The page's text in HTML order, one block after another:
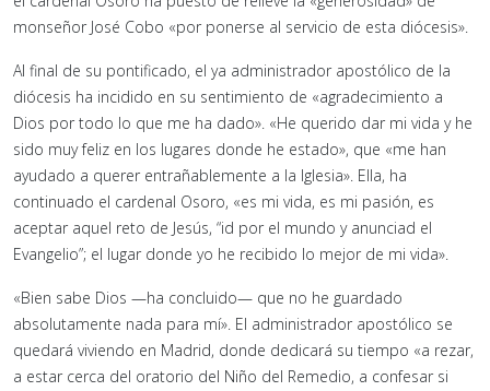
monseñor José Cobo «por ponerse al servicio de esta diócesis».
Al final de su pontificado, el ya administrador apostólico de la
diócesis ha incidido en su sentimiento de «agradecimiento a
Dios por todo lo que me ha dado». «He querido dar mi vida y he
sido muy feliz en los lugares donde he estado», que «me han
ayudado a querer entrañablemente a la Iglesia». Ella, ha
continuado el cardenal Osoro, «es mi vida, es mi pasión, es
aceptar aquel reto de Jesús, “id por el mundo y anunciad el
Evangelio”; el lugar donde yo he recibido lo mejor de mi vida».
«Bien sabe Dios —ha concluido— que no he guardado
absolutamente nada para mí». El administrador apostólico se
quedará viviendo en Madrid, donde dedicará su tiempo «a rezar,
a estar cerca del oratorio del Niño del Remedio, a confesar si